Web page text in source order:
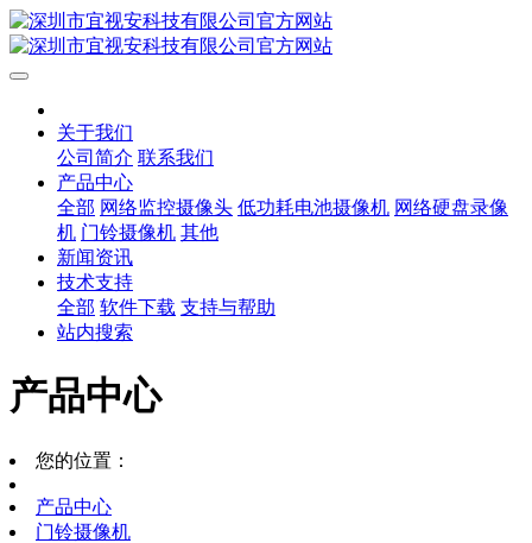
关于我们
公司简介 联系我们
产品中心
全部 网络监控摄像头 低功耗电池摄像机 网络硬盘录像
机 门铃摄像机 其他
新闻资讯
技术支持
全部 软件下载 支持与帮助
站内搜索
产品中心
您的位置：
产品中心
门铃摄像机